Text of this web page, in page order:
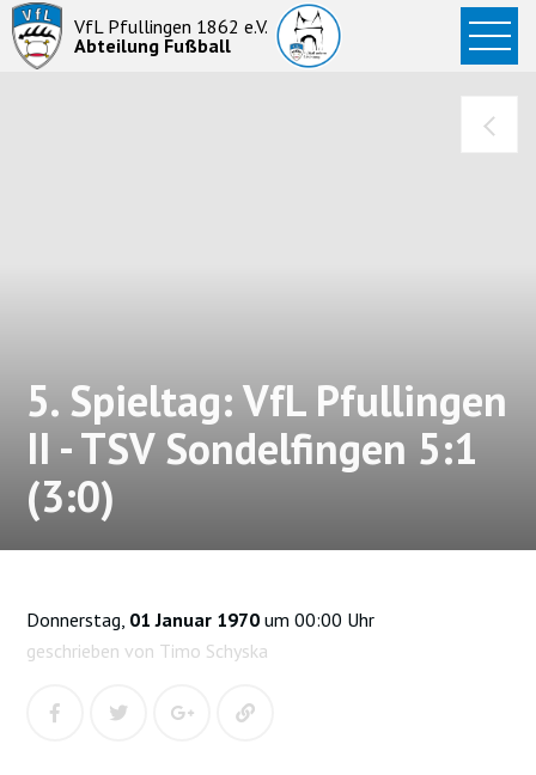
VfL Pfullingen 1862 e.V.
Abteilung Fußball
Startseite
News
5. Spieltag: VfL Pfullingen
II - TSV Sondelfingen 5:1
(3:0)
Donnerstag, 01 Januar 1970 um 00:00 Uhr
geschrieben von Timo Schyska